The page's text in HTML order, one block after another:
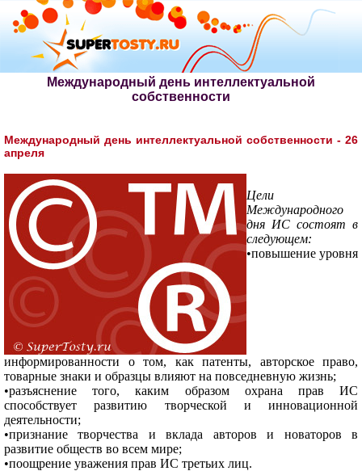
Международный день интеллектуальной
собственности
Международный день интеллектуальной собственности - 26
апреля
Цели
Международного
дня ИС состоят в
следующем:
•повышение уровня
информированности о том, как патенты, авторское право,
товарные знаки и образцы влияют на повседневную жизнь;
•разъяснение того, каким образом охрана прав ИС
способствует развитию творческой и инновационной
деятельности;
•признание творчества и вклада авторов и новаторов в
развитие обществ во всем мире;
•поощрение уважения прав ИС третьих лиц.